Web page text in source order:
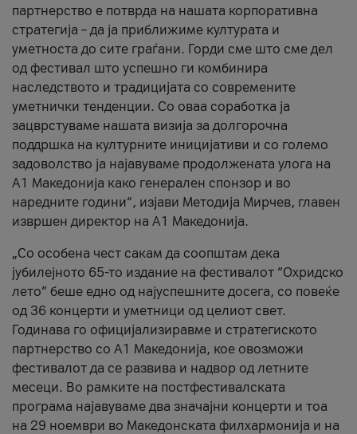
партнерство е потврда на нашата корпоративна
стратегија – да ја приближиме културата и
уметноста до сите граѓани. Горди сме што сме дел
од фестивал што успешно ги комбинира
наследството и традицијата со современите
уметнички тенденции. Со оваа соработка ја
зацврстуваме нашата визија за долгорочна
поддршка на културните иницијативи и со големо
задоволство ја најавуваме продолжената улога на
A1 Македонија како генерален спонзор и во
наредните години“, изјави Методија Мирчев, главен
извршен директор на A1 Македонија.
„Со особена чест сакам да соопштам дека
јубилејното 65-то издание на фестивалот “Охридско
лето” беше едно од најуспешните досега, со повеќе
од 36 концерти и уметници од целиот свет.
Годинава го официјализиравме и стратегиското
партнерство со А1 Македонија, кое овозможи
фестивалот да се развива и надвор од летните
месеци. Во рамките на постфестивалската
програма најавуваме два значајни концерти и тоа
на 29 ноември во Македонската филхармонија и на